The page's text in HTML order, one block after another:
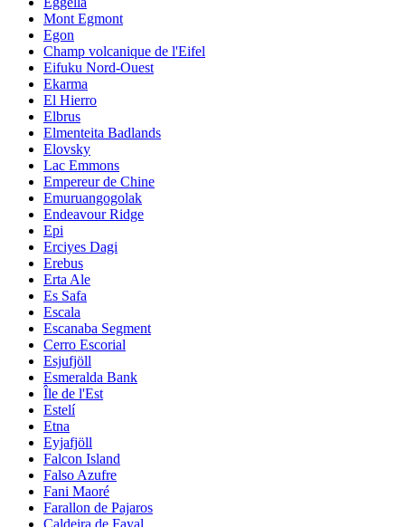
Mont Egmont
Egon
Champ volcanique de l'Eifel
Eifuku Nord-Ouest
Ekarma
El Hierro
Elbrus
Elmenteita Badlands
Elovsky
Lac Emmons
Empereur de Chine
Emuruangogolak
Endeavour Ridge
Epi
Erciyes Dagi
Erebus
Erta Ale
Es Safa
Escala
Escanaba Segment
Cerro Escorial
Esjufjöll
Esmeralda Bank
Île de l'Est
Estelí
Etna
Eyjafjöll
Falcon Island
Falso Azufre
Fani Maoré
Farallon de Pajaros
Caldeira de Fayal